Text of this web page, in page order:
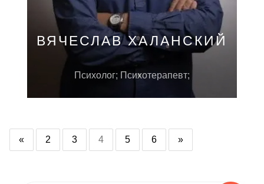
ВЯЧЕСЛАВ ХАЛАНСКИЙ
Психолог; Психотерапевт;
« 2 3 4 5 6 »